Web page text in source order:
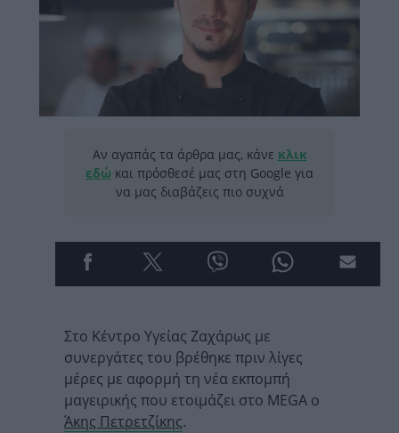
Αν αγαπάς τα άρθρα μας, κάνε κλικ
εδώ και πρόσθεσέ μας στη Google για
να μας διαβάζεις πιο συχνά
Στο Κέντρο Υγείας Ζαχάρως με
συνεργάτες του βρέθηκε πριν λίγες
μέρες με αφορμή τη νέα εκπομπή
μαγειρικής που ετοιμάζει στο MEGA ο
Άκης Πετρετζίκης.